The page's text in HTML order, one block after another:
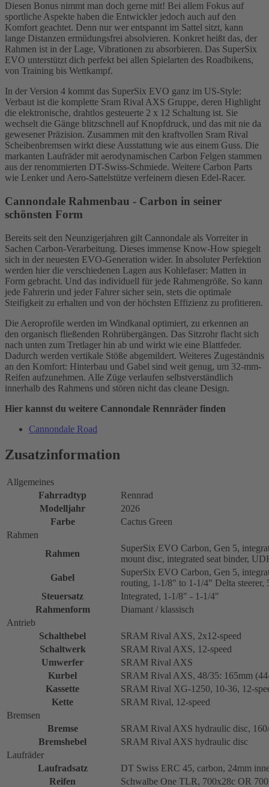
Diesen Bonus nimmt man doch gerne mit! Bei allem Fokus auf
sportliche Aspekte haben die Entwickler jedoch auch auf den
Komfort geachtet. Denn nur wer entspannt im Sattel sitzt, kann
lange Distanzen ermüdungsfrei absolvieren. Konkret heißt das, der
Rahmen ist in der Lage, Vibrationen zu absorbieren. Das SuperSix
EVO unterstützt dich perfekt bei allen Spielarten des Roadbikens,
von Training bis Wettkampf.
In der Version 4 kommt das SuperSix EVO ganz im US-Style:
Verbaut ist die komplette Sram Rival AXS Gruppe, deren Highlight
die elektronische, drahtlos gesteuerte 2 x 12 Schaltung ist. Sie
wechselt die Gänge blitzschnell auf Knopfdruck, und das mit nie da
gewesener Präzision. Zusammen mit den kraftvollen Sram Rival
Scheibenbremsen wirkt diese Ausstattung wie aus einem Guss. Die
markanten Laufräder mit aerodynamischen Carbon Felgen stammen
aus der renommierten DT-Swiss-Schmiede. Weitere Carbon Parts
wie Lenker und Aero-Sattelstütze verfeinern diesen Edel-Racer.
Cannondale Rahmenbau - Carbon in seiner
schönsten Form
Bereits seit den Neunzigerjahren gilt Cannondale als Vorreiter in
Sachen Carbon-Verarbeitung. Dieses immense Know-How spiegelt
sich in der neuesten EVO-Generation wider. In absoluter Perfektion
werden hier die verschiedenen Lagen aus Kohlefaser: Matten in
Form gebracht. Und das individuell für jede Rahmengröße. So kann
jede Fahrerin und jeder Fahrer sicher sein, stets die optimale
Steifigkeit zu erhalten und von der höchsten Effizienz zu profitieren.
Die Aeroprofile werden im Windkanal optimiert, zu erkennen an
den organisch fließenden Rohrübergängen. Das Sitzrohr flacht sich
nach unten zum Tretlager hin ab und wirkt wie eine Blattfeder.
Dadurch werden vertikale Stöße abgemildert. Weiteres Zugeständnis
an den Komfort: Hinterbau und Gabel sind weit genug, um 32-mm-
Reifen aufzunehmen. Alle Züge verlaufen selbstverständlich
innerhalb des Rahmens und stören nicht das cleane Design.
Hier kannst du weitere Cannondale Rennräder finden
Cannondale Road
Zusatzinformation
Allgemeines
Fahrradtyp
Rennrad
Modelljahr
2026
Farbe
Cactus Green
Rahmen
Rahmen
SuperSix EVO Carbon, Gen 5,
mount disc, integrated seat binder,
Gabel
SuperSix EVO Carbon, Gen 5,
routing, 1-1/8" to 1-1/4" Delta
Steuersatz
Integrated, 1-1/8" - 1-1/4"
Rahmenform
Diamant / klassisch
Antrieb
Schalthebel
SRAM Rival AXS, 2x12-speed
Schaltwerk
SRAM Rival AXS, 12-speed
Umwerfer
SRAM Rival AXS
Kurbel
SRAM Rival AXS, 48/35: 165mm
Kassette
SRAM Rival XG-1250, 10-36, 12-
Kette
SRAM Rival, 12-speed
Bremsen
Bremse
SRAM Rival AXS hydraulic disc,
Bremshebel
SRAM Rival AXS hydraulic disc
Laufräder
Laufradsatz
DT Swiss ERC 45, carbon, 24mm
Reifen
Schwalbe One TLR, 700x28c OR